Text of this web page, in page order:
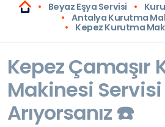
Beyaz Eşya Servisi
Antalya Kurutma
Kepez Kurutma
Kepez Çamaşır
Makinesi Servisi
Arıyorsanız ☎️